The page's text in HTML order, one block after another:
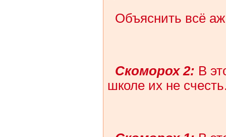
Объяснить всё
Скоморох 2: В
школе их не